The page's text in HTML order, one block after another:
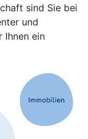
sind Sie bei
und
Ihnen ein